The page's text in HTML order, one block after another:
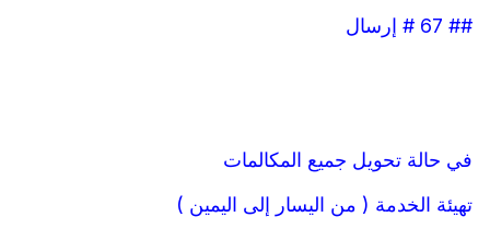
## 67 # إرسال
في حالة تحويل جميع المكالمات
تهيئة الخدمة ( من اليسار إلى اليمين )